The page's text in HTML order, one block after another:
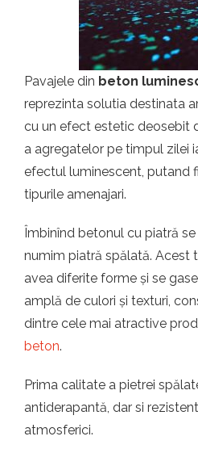
Pavajele din beton
reprezinta solutia destinata
cu un efect estetic deosebit
a agregatelor pe timpul zilei
efectul luminescent, putand
tipurile amenajari.
Îmbinînd betonul cu piatră
numim piatră spălată. Acest
avea diferite forme și se
amplă de culori și texturi,
dintre cele mai atractive
beton.
Prima calitate a pietrei
antiderapantă, dar si
atmosferici.